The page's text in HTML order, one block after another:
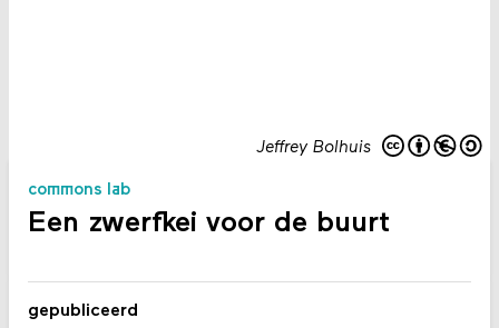
Jeffrey Bolhuis
commons lab
Een zwerfkei voor de buurt
gepubliceerd